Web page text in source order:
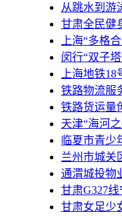
从跳水到游
甘肃全民健
上海“多格
闵行“双子
上海地铁
铁路物流服
铁路货运量
天津“海河
临夏市青少
兰州市城关
通渭城投物
甘肃G327
甘肃女足少